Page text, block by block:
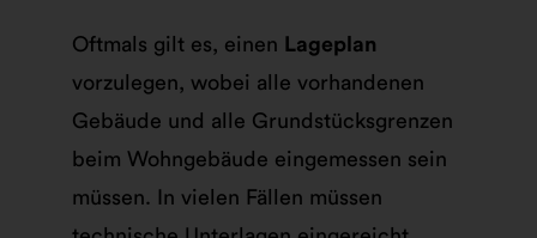
Oftmals gilt es, einen Lageplan
vorzulegen, wobei alle vorhandenen
Gebäude und alle Grundstücksgrenzen
beim Wohngebäude eingemessen sein
müssen. In vielen Fällen müssen